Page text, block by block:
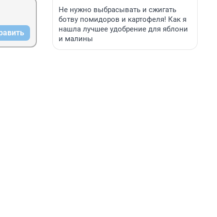
Не нужно выбрасывать и сжигать
ботву помидоров и картофеля! Как я
нашла лучшее удобрение для яблони
и малины